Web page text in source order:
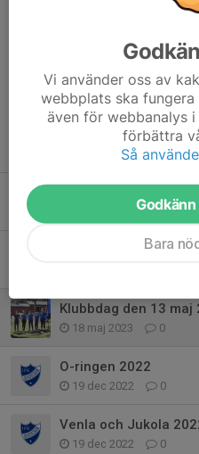
Tidigare nyheter
2
Ungdomsseriens
Klubbdag den 13 maj
18 maj 2023 0
O-ringen 2022
19 dec 2022 0
Venla och Jukola
19 dec 2022 0
Vi använder oss av
webbplats ska
även för webbanalys
förbättra
Så
Bara